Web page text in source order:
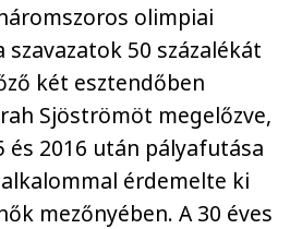
olimpiai
szavazatok 50 százalékát
két esztendőben
Sjöströmöt megelőzve,
és 2016 után pályafutása
érdemelte ki
mezőnyében. A 30 éves